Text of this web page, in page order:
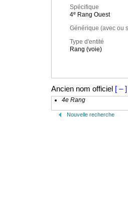
Spécifique
4e Rang Ouest
Générique (avec ou
Type d'entité
Rang (voie)
Ancien nom officiel [ – ]
4e Rang
Nouvelle recherche